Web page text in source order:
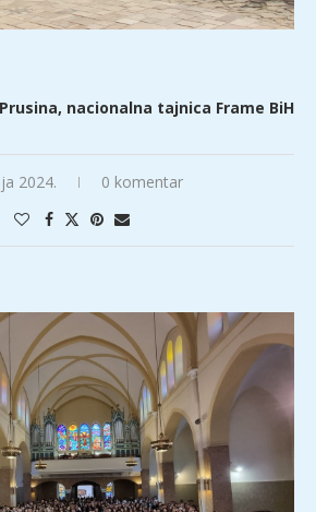
nacionalna tajnica Frame BiH
2024. 0 komentar